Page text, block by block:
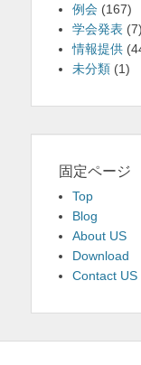
例会 (167)
学会発表 (7)
情報提供
未分類 (1)
固定ページ
Top
Blog
About US
Download
Contact US